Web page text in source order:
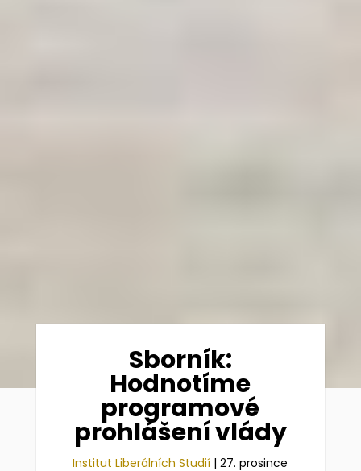
Sborník:
Hodnotíme
programové
prohlášení vlády
Institut Liberálních Studií |27. prosince